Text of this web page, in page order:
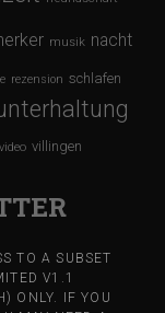
musik nacht
rezension schlafen
video villingen
TO A SUBSET
V1.1
ONLY. IF YOU